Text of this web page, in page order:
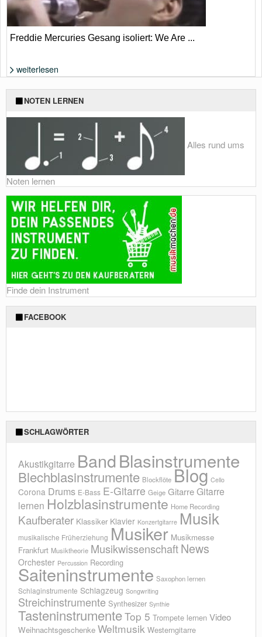
Freddie Mercuries Gesang isoliert: We Are ...
weiterlesen
NOTEN LERNEN
Alles rund ums
Noten lernen
Finde dein Instrument
FACEBOOK
SCHLAGWÖRTER
Akustikgitarre BandBlasinstrumente
Blechblasinstrumente Blockflöte Blog Cello
Corona Drums E-Bass E-Gitarre Geige GitarreGitarre
lernen Holzblasinstrumente Home Recording
Kaufberater Klassiker Klavier Konzertgitarre Musik
musikalische Früherziehung Musiker Musikmesse
Frankfurt Musiktheorie MusikwissenschaftNews
Orchester Percussion Recording
Saiteninstrumente Saxophon lernen
Schlaginstrumente Schlagzeug Songwriting
Streichinstrumente Synthesizer Synthie
TasteninstrumenteTop 5 Trompete lernen Video
Weihnachtsgeschenke Weltmusik Westerngitarre